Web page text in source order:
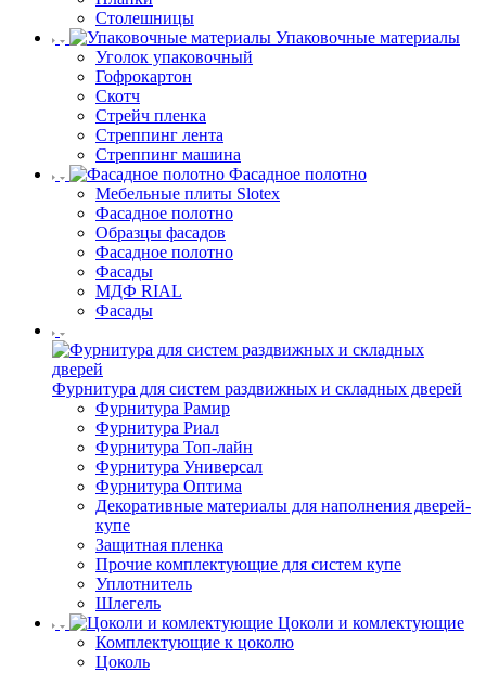
Столешницы
Упаковочные материалы
Уголок упаковочный
Гофрокартон
Скотч
Стрейч пленка
Стреппинг лента
Стреппинг машина
Фасадное полотно
Мебельные плиты Slotex
Фасадное полотно
Образцы фасадов
Фасадное полотно
Фасады
МДФ RIAL
Фасады
Фурнитура для систем раздвижных и складных дверей
Фурнитура Рамир
Фурнитура Риал
Фурнитура Топ-лайн
Фурнитура Универсал
Фурнитура Оптима
Декоративные материалы для наполнения дверей-
купе
Защитная пленка
Прочие комплектующие для систем купе
Уплотнитель
Шлегель
Цоколи и комлектующие
Комплектующие к цоколю
Цоколь